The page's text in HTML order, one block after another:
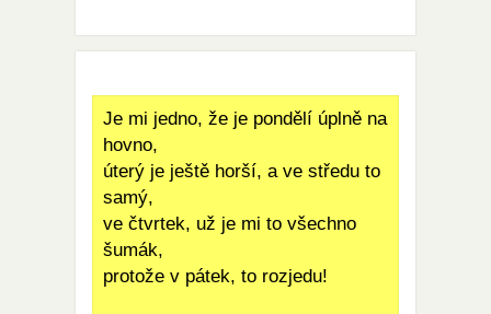
Je mi jedno, že je pondělí úplně na
hovno,
úterý je ještě horší, a ve středu to
samý,
ve čtvrtek, už je mi to všechno
šumák,
protože v pátek, to rozjedu!